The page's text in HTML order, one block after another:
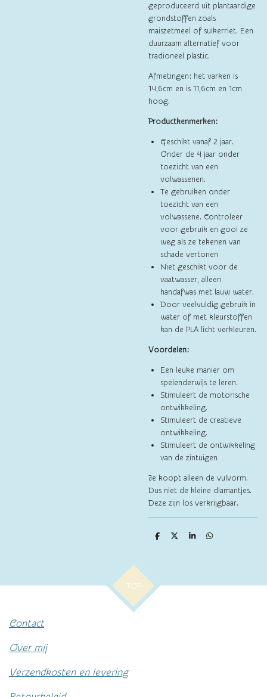
geproduceerd uit plantaardige
grondstoffen zoals
maiszetmeel of suikerriet. Een
duurzaam alternatief voor
tradioneel plastic.
Afmetingen: het varken is
14,6cm en is 11,6cm en 1cm
hoog.
Productkenmerken:
Geschikt vanaf 2 jaar.
Onder de 4 jaar onder
toezicht van een
volwassenen.
Te gebruiken onder
toezicht van een
volwassene. Controleer
voor gebruik en gooi ze
weg als ze tekenen van
schade vertonen
Niet geschikt voor de
vaatwasser, alleen
handafwas met lauw water.
Door veelvuldig gebruik in
water of met kleurstoffen
kan de PLA licht verkleuren.
Voordelen:
Een leuke manier om
spelenderwijs te leren.
Stimuleert de motorische
ontwikkeling.
Stimuleert de creatieve
ontwikkeling.
Stimuleert de ontwikkeling
van de zintuigen
Je koopt alleen de vulvorm.
Dus niet de kleine diamantjes.
Deze zijn los verkrijgbaar.
D
D
S
D
TOP
Contact
Over mij
Verzendkosten en levering